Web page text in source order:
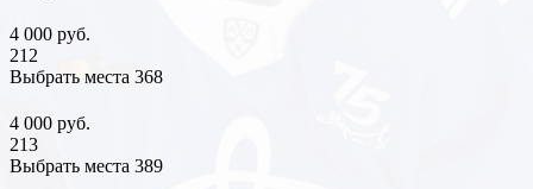
4 000 руб.
212
Выбрать места 368
4 000 руб.
213
Выбрать места 389